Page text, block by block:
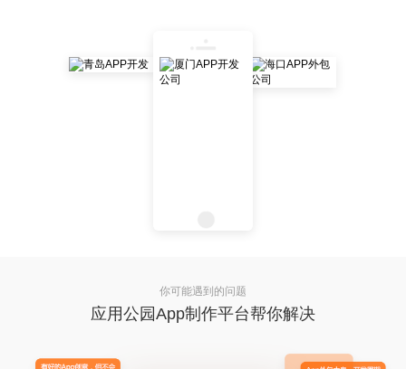
你可能遇到的问题
应用公园App制作平台帮你解决